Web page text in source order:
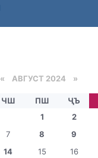
« АВГУСТ 2024 »
ЧШ ПШ ҶЪ
1
2
7 8 9
14 15 16